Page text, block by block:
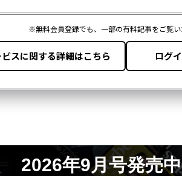
2026年9月号発売中